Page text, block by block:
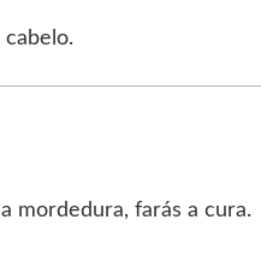
cabelo.
mordedura, farás a cura.